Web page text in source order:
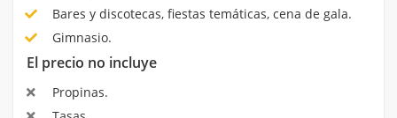
Bares y discotecas, fiestas temáticas, cena de gala.
Gimnasio.
El precio no incluye
Propinas.